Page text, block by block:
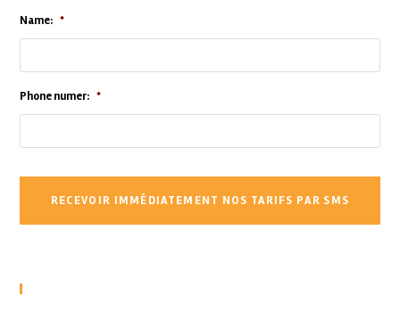
Name: *
Phone numer: *